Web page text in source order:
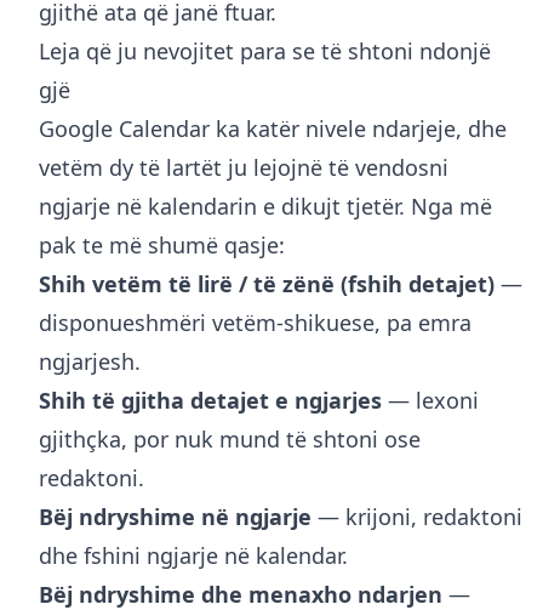
gjithë ata që janë ftuar.
Leja që ju nevojitet para se të shtoni ndonjë
gjë
Google Calendar ka katër nivele ndarjeje, dhe
vetëm dy të lartët ju lejojnë të vendosni
ngjarje në kalendarin e dikujt tjetër. Nga më
pak te më shumë qasje:
Shih vetëm të lirë / të zënë (fshih detajet) —
disponueshmëri vetëm-shikuese, pa emra
ngjarjesh.
Shih të gjitha detajet e ngjarjes — lexoni
gjithçka, por nuk mund të shtoni ose
redaktoni.
Bëj ndryshime në ngjarje — krijoni, redaktoni
dhe fshini ngjarje në kalendar.
Bëj ndryshime dhe menaxho ndarjen —